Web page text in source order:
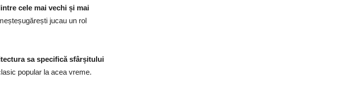
cele mai vechi și mai
jucau un rol
sa specifică sfârșitului
popular la acea vreme.